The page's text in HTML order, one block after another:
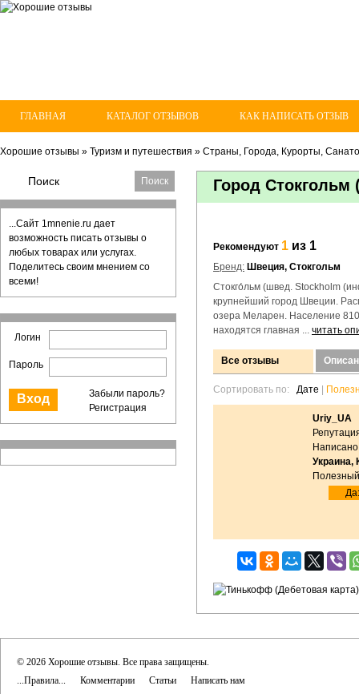
ГЛАВНАЯ КАТАЛОГ ОТЗЫВОВ КАК НАПИСАТЬ ОТЗЫВ
Хорошие отзывы » Туризм и путешествия » Страны, Города, Курорты,
...Сайт 1mnenie.ru дает
возможность писать отзывы о
любых товарах или услугах.
Поделитесь своим мнением со
всеми!
Логин
Пароль
Забыли пароль?
Регистрация
Город
Рекомендуют 1 из 1
Бренд: Швеция, Стокгольм
Стокго́льм (швед. Stockholm
крупнейший город Швеции.
озера Меларен. Население
находятся главная ... читать
Все отзывы
Сортировать по: Дате
Uriy_UA
Украина,
© 2026 Хорошие отзывы. Все права защищены.
...Правила...
Комментарии Статьи Написать нам